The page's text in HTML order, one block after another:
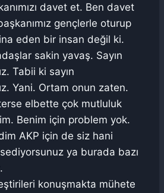
davet et. Ben davet
gençlerle oturup
eden bir insan değil ki.
sakin yavaş. Sayın
Tabii ki sayın
Yani. Ortam onun zaten.
elbette çok mutluluk
Benim için problem yok.
AKP için de siz hani
ya burada bazı
konuşmakta mühete